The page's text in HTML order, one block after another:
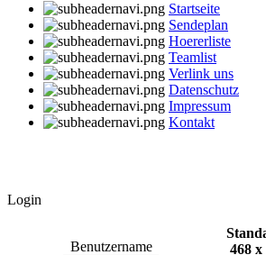
Startseite
Sendeplan
Hoererliste
Teamlist
Verlink uns
Datenschutz
Impressum
Kontakt
Login
Benutzername
468 x